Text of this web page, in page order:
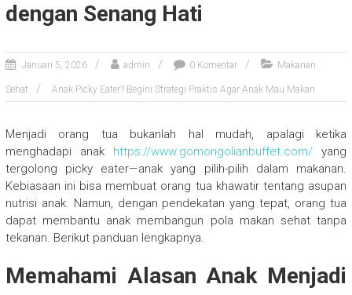
dengan Senang Hati
Januari 5, 2026 admin 0 Komentar Makanan
Sehat Anak Picky Eater? Begini Strategi Praktis Agar Anak Mau Makan
Menjadi orang tua bukanlah hal mudah, apalagi ketika
menghadapi anak https://www.gomongolianbuffet.com/ yang
tergolong picky eater—anak yang pilih-pilih dalam makanan.
Kebiasaan ini bisa membuat orang tua khawatir tentang asupan
nutrisi anak. Namun, dengan pendekatan yang tepat, orang tua
dapat membantu anak membangun pola makan sehat tanpa
tekanan. Berikut panduan lengkapnya.
Memahami Alasan Anak Menjadi